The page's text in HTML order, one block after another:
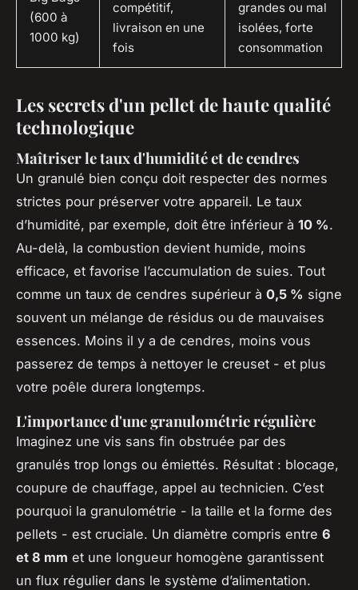
(600 à
1000 kg)
compétitif,
livraison en une
fois
grandes ou mal
isolées, forte
consommation
Les secrets d'un pellet de haute qualité
technologique
Maîtriser le taux d'humidité et de cendres
Un granulé bien conçu doit respecter des normes
strictes pour préserver votre appareil. Le taux
d’humidité, par exemple, doit être inférieur à 10 %.
Au-delà, la combustion devient humide, moins
efficace, et favorise l’accumulation de suies. Tout
comme un taux de cendres supérieur à 0,5 % signe
souvent un mélange de résidus ou de mauvaises
essences. Moins il y a de cendres, moins vous
passerez de temps à nettoyer le creuset - et plus
votre poêle durera longtemps.
L'importance d'une granulométrie régulière
Imaginez une vis sans fin obstruée par des
granulés trop longs ou émiettés. Résultat : blocage,
coupure de chauffage, appel au technicien. C’est
pourquoi la granulométrie - la taille et la forme des
pellets - est cruciale. Un diamètre compris entre 6
et 8 mm et une longueur homogène garantissent
un flux régulier dans le système d’alimentation.